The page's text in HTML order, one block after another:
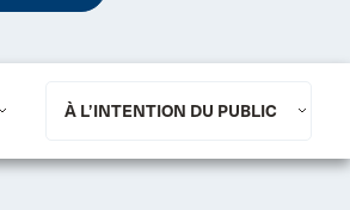
À L’INTENTION DU PUBLIC